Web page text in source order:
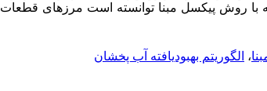
با روش پیکسل مبنا توانسته­ است مرز­های قطعات
، الگوریتم بهبودیافته آب پخشان